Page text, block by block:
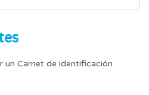
un Carnet de identificación